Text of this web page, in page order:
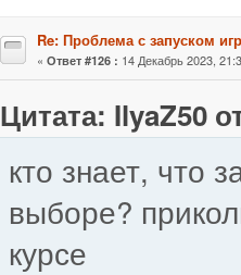
Re: Проблема с запуском
« Ответ #126 : 14 Декабрь 2023,
Цитата: IlyaZ50
кто знает, что
выборе?
курсе